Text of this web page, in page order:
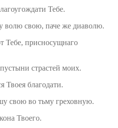
Тебе.
волю свою, паче же диаволю.
Тебе, присносущнаго
страстей моих.
благодати.
свою во тьму греховную.
Твоего.